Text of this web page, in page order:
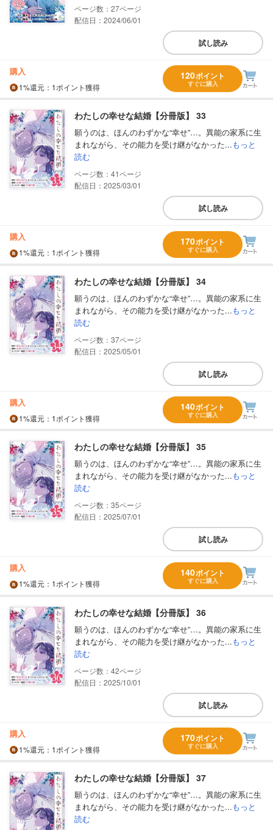
27
配信日：2024/06/01
試し読み
購入
1%還元 ：1ポイント獲得
120ポイント
すぐに購入
わたしの幸せな結婚【分冊版】 33
願うのは、ほんのわずかな“幸せ”…。異能の家系に生
まれながら、その能力を受け継がなかった...もっと
読む
41
配信日：2025/03/01
試し読み
購入
1%還元 ：1ポイント獲得
170ポイント
すぐに購入
わたしの幸せな結婚【分冊版】 34
願うのは、ほんのわずかな“幸せ”…。異能の家系に生
まれながら、その能力を受け継がなかった...もっと
読む
37
配信日：2025/05/01
試し読み
購入
1%還元 ：1ポイント獲得
140ポイント
すぐに購入
わたしの幸せな結婚【分冊版】 35
願うのは、ほんのわずかな“幸せ”…。異能の家系に生
まれながら、その能力を受け継がなかった...もっと
読む
35
配信日：2025/07/01
試し読み
購入
1%還元 ：1ポイント獲得
140ポイント
すぐに購入
わたしの幸せな結婚【分冊版】 36
願うのは、ほんのわずかな“幸せ”…。異能の家系に生
まれながら、その能力を受け継がなかった...もっと
読む
42
配信日：2025/10/01
試し読み
購入
1%還元 ：1ポイント獲得
170ポイント
すぐに購入
わたしの幸せな結婚【分冊版】 37
願うのは、ほんのわずかな“幸せ”…。異能の家系に生
まれながら、その能力を受け継がなかった...もっと
読む